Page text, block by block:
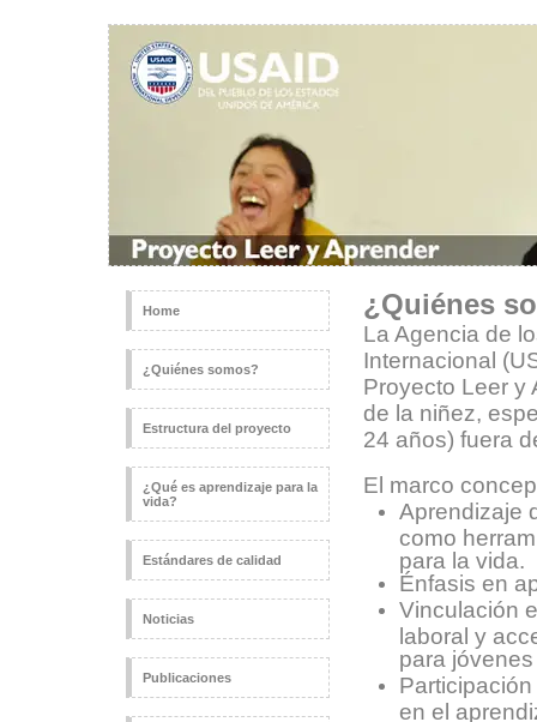
Home
¿Quiénes somos?
Estructura del proyecto
¿Qué es aprendizaje para la
vida?
Estándares de calidad
Noticias
Publicaciones
¿Quiénes
La Agencia de
Internacional
Proyecto Leer y
de la niñez,
24 años) fuera
El marco
Aprendizaje
como
para la vida.
Énfasis en
Vinculación
laboral y
para
en el